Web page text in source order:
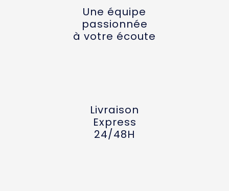
Une équipe
passionnée
à votre écoute
Livraison
Express
24/48H